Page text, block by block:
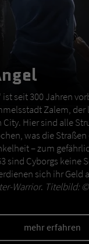
ist seit 300 Jahren
Zalem, der
Hier sind alle
was die Straßen
– zum
sind Cyborgs keine
sich ihr Geld
Warrior. Titelbild:
mehr erfahren